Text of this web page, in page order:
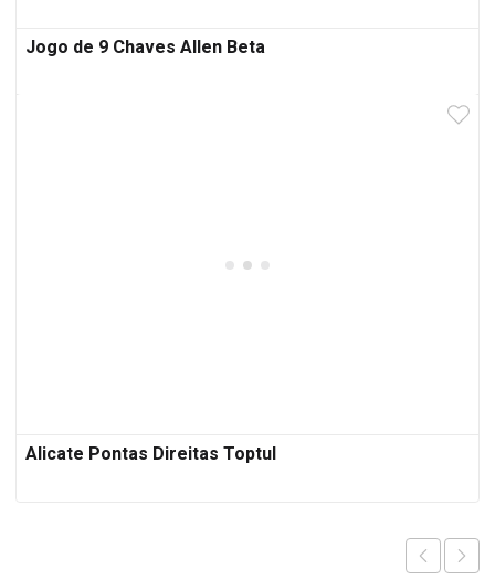
Jogo de 9 Chaves Allen Beta
Alicate Pontas Direitas Toptul